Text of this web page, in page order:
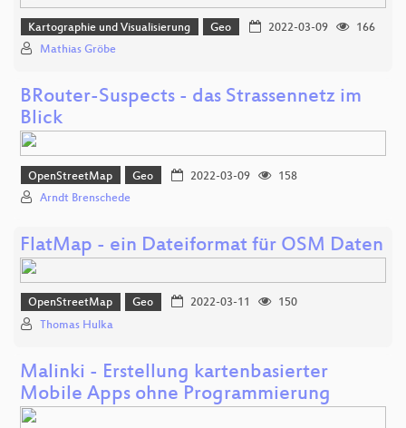
Kartographie und Visualisierung Geo 2022-03-09
166
Mathias Gröbe
BRouter-Suspects - das Strassennetz im
Blick
OpenStreetMap Geo 2022-03-09
158
Arndt Brenschede
FlatMap - ein Dateiformat für OSM Daten
OpenStreetMap Geo 2022-03-11
150
Thomas Hulka
Malinki - Erstellung kartenbasierter
Mobile Apps ohne Programmierung